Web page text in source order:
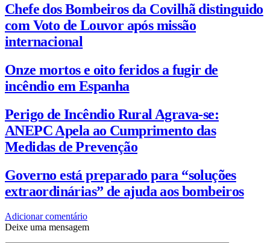
Chefe dos Bombeiros da Covilhã distinguido
com Voto de Louvor após missão
internacional
Onze mortos e oito feridos a fugir de
incêndio em Espanha
Perigo de Incêndio Rural Agrava-se:
ANEPC Apela ao Cumprimento das
Medidas de Prevenção
Governo está preparado para “soluções
extraordinárias” de ajuda aos bombeiros
Adicionar comentário
Deixe uma mensagem